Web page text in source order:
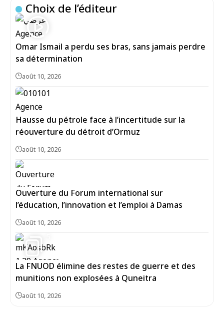
Choix de l’éditeur
Omar Ismail a perdu ses bras, sans jamais perdre
sa détermination
août 10, 2026
Hausse du pétrole face à l’incertitude sur la
réouverture du détroit d’Ormuz
août 10, 2026
Ouverture du Forum international sur
l’éducation, l’innovation et l’emploi à Damas
août 10, 2026
La FNUOD élimine des restes de guerre et des
munitions non explosées à Quneitra
août 10, 2026